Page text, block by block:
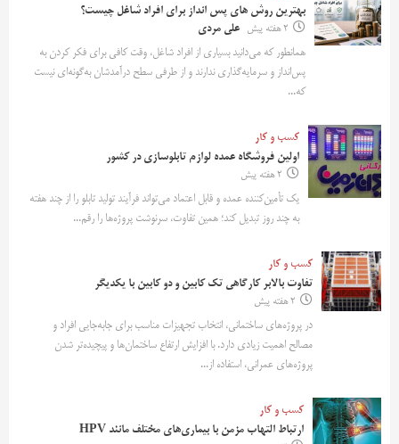
بهترین روش‌ های پس‌ انداز برای افراد شاغل چیست؟
2 هفته پیش
علی مردی
همانطور که می‌دانید بسیاری از افراد شاغل، وقت کافی برای فکر کردن به
پس‌انداز و سرمایه‌گذاری ندارند و از طرفی سطح درآمدشان به‌گونه‌ای نیست
که...
کسب و کار
اولین فروشگاه عمده لوازم تابلوسازی در کشور
2 هفته پیش
یک تأمین‌کننده عمده و قابل اعتماد می‌تواند فرآیند تولید تابلو را از چند هفته
به چند روز تبدیل کند؛ همین تفاوت، سرنوشت پروژه‌ها را رقم...
کسب و کار
تفاوت بالابر کارگاهی تک کابین و دو کابین با یکدیگر
2 هفته پیش
در پروژه‌های ساختمانی، انتخاب تجهیزات مناسب برای جابه‌جایی افراد و
مصالح اهمیت زیادی دارد. با افزایش ارتفاع ساختمان‌ها و پیچیده‌تر شدن
پروژه‌های عمرانی، استفاده از...
کسب و کار
ارتباط التهاب مزمن با بیماری‌های مختلف مانند HPV